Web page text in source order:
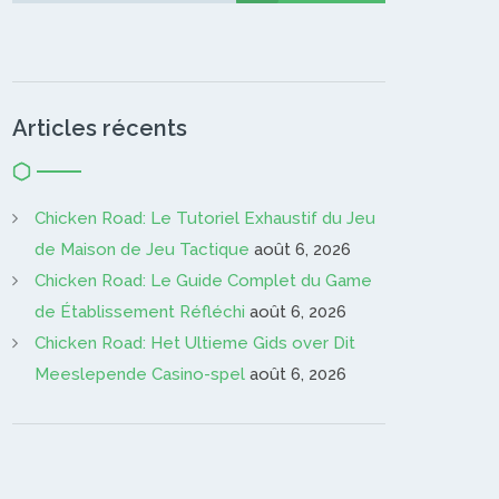
Articles récents
Chicken Road: Le Tutoriel Exhaustif du Jeu
de Maison de Jeu Tactique août 6, 2026
Chicken Road: Le Guide Complet du Game
de Établissement Réfléchi août 6, 2026
Chicken Road: Het Ultieme Gids over Dit
Meeslepende Casino-spel août 6, 2026